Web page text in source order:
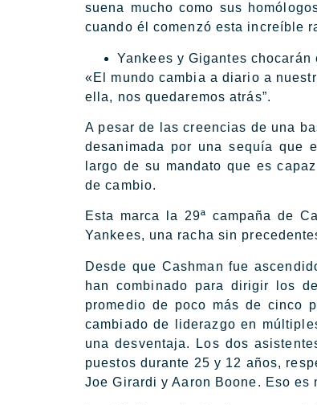
suena mucho como sus
cuando él comenzó esta increíble
Yankees y Gigantes
«El mundo cambia a diario a
ella, nos quedaremos atrás”.
A pesar de las creencias de una
desanimada por una sequía que
largo de su mandato que es
de cambio.
Esta marca la 29ª campaña de
Yankees, una racha sin
Desde que Cashman fue
han combinado para dirigir los
promedio de poco más de cinco
cambiado de liderazgo en
una desventaja. Los dos
puestos durante 25 y 12 años,
Joe Girardi y Aaron Boone. Eso